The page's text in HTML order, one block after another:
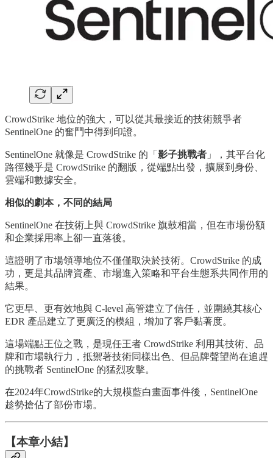
CrowdStrike 地位的強大，可以從其最接近的技術競爭者
SentinelOne 的奮鬥中得到印證。
SentinelOne 就像是 CrowdStrike 的「 影子挑戰者 」，其平台化
路徑幾乎是 CrowdStrike 的翻版，從端點出發，擴展到身份、
雲端和數據安全。
相似的劇本，不同的結局
SentinelOne 在技術上與 CrowdStrike 旗鼓相當，但在市場份額
和企業採用率上卻一直落後。
這證明了市場領導地位不僅僅取決於技術。CrowdStrike 的成
功，更是其品牌資產、市場進入策略和平台生態系共同作用的
結果。
它更早、更有效地與 C-level 高管建立了信任，並圍繞其核心
EDR 產品建立了更廣泛的模組，增加了客戶黏著度。
這場端點王位之戰，是現任王者 CrowdStrike 利用其技術、品
牌和市場執行力，抵禦著技術同樣出色、但品牌聲望尚在追趕
的挑戰者 SentinelOne 的猛烈攻擊。
在2024年CrowdStrike的大規模藍白畫面事件後，SentinelOne
趁勢搶佔了部份市場。
【本章小結】